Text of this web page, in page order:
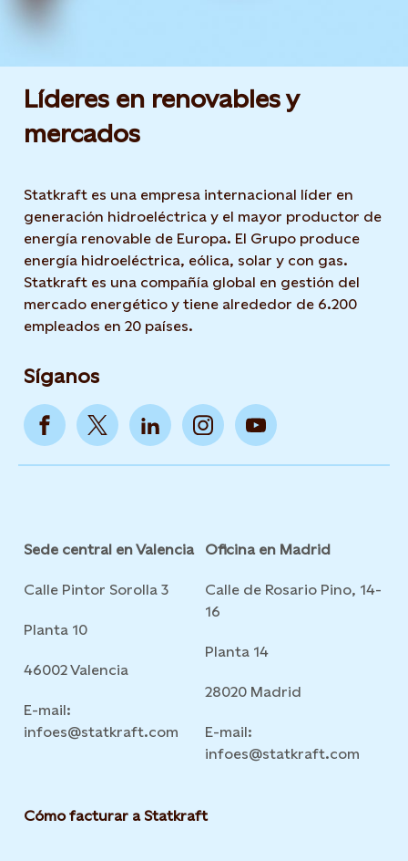
Líderes en renovables y
mercados
Statkraft es una empresa internacional líder en
generación hidroeléctrica y el mayor productor de
energía renovable de Europa. El Grupo produce
energía hidroeléctrica, eólica, solar y con gas.
Statkraft es una compañía global en gestión del
mercado energético y tiene alrededor de 6.200
empleados en 20 países.
Síganos
Sede central en Valencia
Calle Pintor Sorolla 3
Planta 10
46002 Valencia
E-mail:
infoes@statkraft.com
Oficina en Madrid
Calle de Rosario Pino, 14-
16
Planta 14
28020 Madrid
E-mail:
infoes@statkraft.com
Cómo facturar a Statkraft